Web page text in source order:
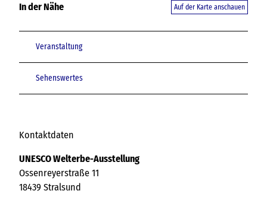
In der Nähe Auf der Karte anschauen
Veranstaltung
Sehenswertes
Kontaktdaten
UNESCO Welterbe-Ausstellung
Ossenreyerstraße 11
18439 Stralsund